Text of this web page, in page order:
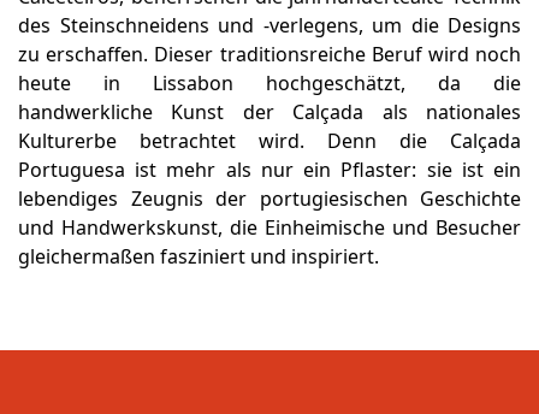
des Steinschneidens und -verlegens, um die Designs
zu erschaffen. Dieser traditionsreiche Beruf wird noch
heute in Lissabon hochgeschätzt, da die
handwerkliche Kunst der Calçada als nationales
Kulturerbe betrachtet wird. Denn die Calçada
Portuguesa ist mehr als nur ein Pflaster: sie ist ein
lebendiges Zeugnis der portugiesischen Geschichte
und Handwerkskunst, die Einheimische und Besucher
gleichermaßen fasziniert und inspiriert.